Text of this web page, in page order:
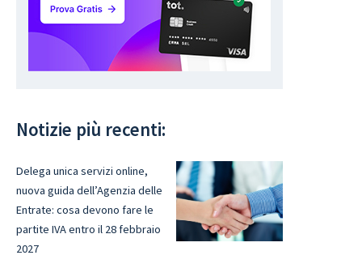
Notizie più recenti:
Delega unica servizi online,
nuova guida dell’Agenzia delle
Entrate: cosa devono fare le
partite IVA entro il 28 febbraio
2027